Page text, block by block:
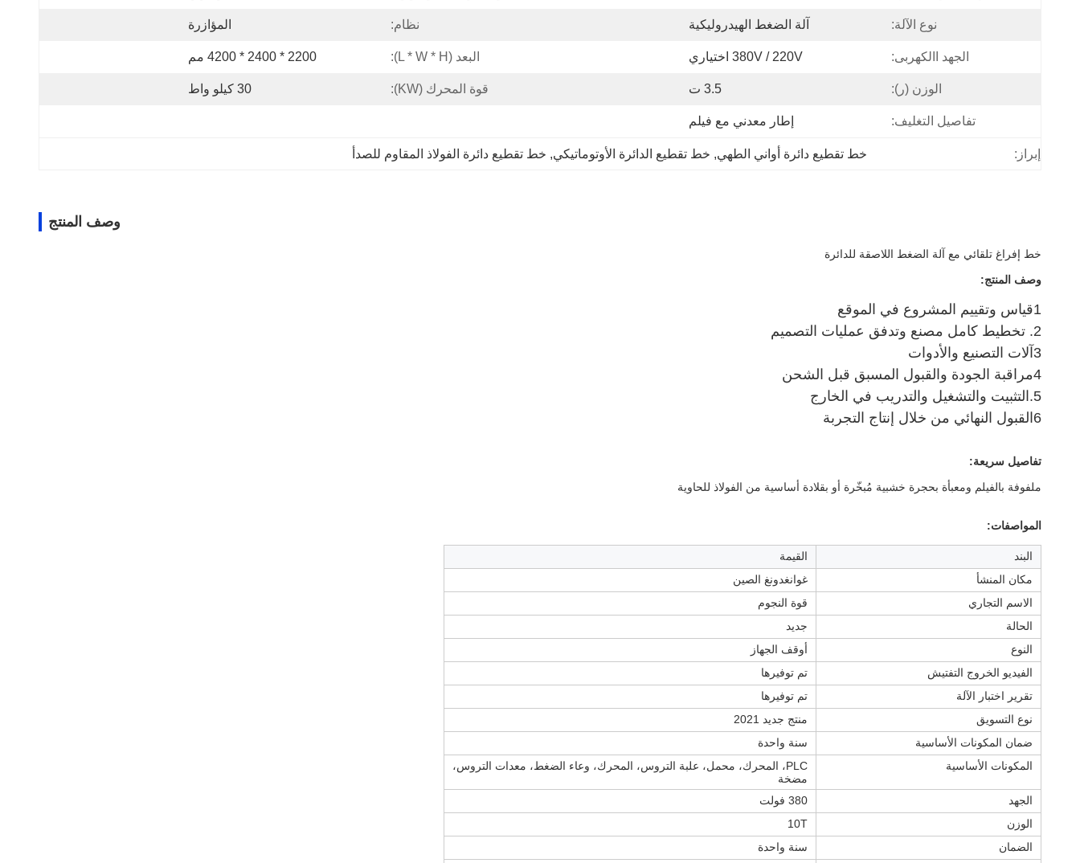
نوع الآلة: آلة الضغط الهيدروليكية نظام: المؤازرة
الجهد االكهربى: 380V / 220V اختياري البعد (L * W * H): 2200 * 2400 * 4200 مم
الوزن (ر): 3.5 ت قوة المحرك (kW): 30 كيلو واط
تفاصيل التغليف: إطار معدني مع فيلم
إبراز: خط تقطيع دائرة أواني الطهي, خط تقطيع الدائرة الأوتوماتيكي, خط تقطيع دائرة الفولاذ المقاوم للصدأ
وصف المنتج
خط إفراغ تلقائي مع آلة الضغط اللاصقة للدائرة
وصف المنتج:
1قياس وتقييم المشروع في الموقع
2. تخطيط كامل مصنع وتدفق عمليات التصميم
3آلات التصنيع والأدوات
4مراقبة الجودة والقبول المسبق قبل الشحن
5.التثبيت والتشغيل والتدريب في الخارج
6القبول النهائي من خلال إنتاج التجربة
تفاصيل سريعة:
ملفوفة بالفيلم ومعبأة بحجرة خشبية مُبخّرة أو بقلادة أساسية من الفولاذ للحاوية
المواصفات:
البند
القيمة
مكان المنشأ
غوانغدونغ الصين
الاسم التجاري
قوة النجوم
الحالة
جديد
النوع
أوقف الجهاز
الفيديو الخروج التفتيش
تم توفيرها
تقرير اختبار الآلة
تم توفيرها
نوع التسويق
منتج جديد 2021
ضمان المكونات الأساسية
سنة واحدة
المكونات الأساسية
PLC، المحرك، محمل، علبة التروس، المحرك، وعاء الضغط، معدات التروس،
مضخة
الجهد
380 فولت
الوزن
10T
الضمان
سنة واحدة